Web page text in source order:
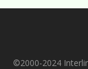
©2000-2024